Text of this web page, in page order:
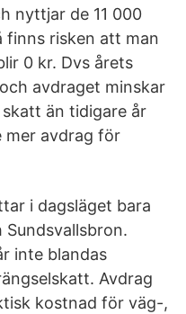
nyttjar de 11 000
finns risken att man
0 kr. Dvs årets
avdraget minskar
än tidigare år
mer avdrag för
i dagsläget bara
inte blandas
Avdrag
kostnad för väg-,